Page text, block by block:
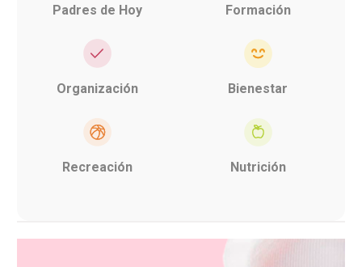
Padres de Hoy Formación
Organización Bienestar
Recreación Nutrición